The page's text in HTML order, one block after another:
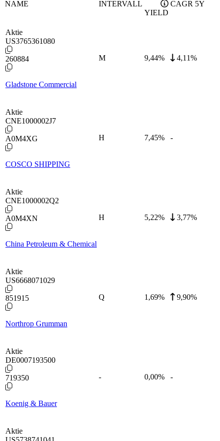
NAME
INTERVALL
YIELD
CAGR 5Y
Aktie
US3765361080
260884
Gladstone Commercial
M 9,44% 4,11%
Aktie
CNE1000002J7
A0M4XG
COSCO SHIPPING
H 7,45% -
Aktie
CNE1000002Q2
A0M4XN
China Petroleum & Chemical
H 5,22% 3,77%
Aktie
US6668071029
851915
Northrop Grumman
Q 1,69% 9,90%
Aktie
DE0007193500
719350
Koenig & Bauer
- 0,00% -
Aktie